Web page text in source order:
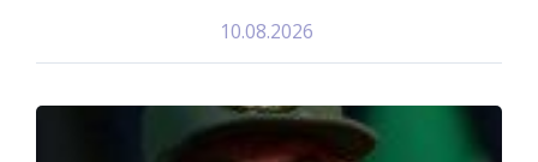
10.08.2026